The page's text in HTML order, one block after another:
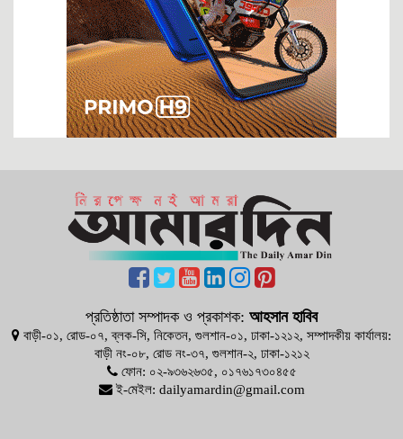
আনন্দ-বেদনার ঈদ এবং কিছু প্রশ্ন
ইরানের অসমমিত যুদ্ধ কৌশল
দুদক চেয়ারম্যান নিয়োগ নিয়ে ষড়যন্ত্র!
নতুন সরকারের হালচাল: ইতিবাচক অগ্রগতি, নাকি বিতর্কের ছায়া?
অর্থপাচার না হলে সামরিক শক্তিতে কোথায় দাঁড়াতে পারত বাংলাদেশ
জীবিত খামেনির চেয়েও শক্তিশালী মৃত খামেনি
রাষ্ট্র ও রাজনীতিতে গুণগত পরিবর্তনের ইঙ্গিত
নতুন বাংলাদেশের আইকন
মায়ের ভাষার মর্যাদা চাই
চাঁদাবাজির পক্ষে মন্ত্রীর সাফাই: অপ্রত্যাশিত এবং অগ্রহণযোগ্য
প্রধানমন্ত্রীর আশা জাগানিয়া ভাষণ ও অন্তর্নিহিত তাৎপর্য
প্রধানমন্ত্রী নির্বাচিত হওয়ায় তারেক রহমাকে সচিবালয় কর্মকর্তা-কর্মচারী সংযুক্ত
পরিষদের শুভেচ্ছা
ডক্টর ইউনূসের তাৎপর্যপূর্ণ বিদায়ী ভাষণ ও আগামীর বাংলাদেশ
প্রতিষ্ঠাতা সম্পাদক ও প্রকাশক: আহসান হাবিব
বাড়ী-০১, রোড-০৭, ব্লক-সি, নিকেতন, গুলশান-০১, ঢাকা-১২১২, সম্পাদকীয় কার্যালয়:
বাড়ী নং-০৮, রোড নং-৩৭, গুলশান-২, ঢাকা-১২১২
ফোন: ০২-৯৩৬২৬৩৫, ০১৭৬১৭৩০৪৫৫
ই-মেইল: dailyamardin@gmail.com